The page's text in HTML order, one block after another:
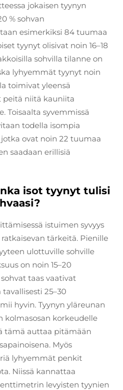
jokaisen tyynyn
% sohvan
esimerkiksi 84 tuumaa
tyynyt olisivat noin 16–18
sohvilla tilanne on
lyhyemmät tyynyt noin
toimivat yleensä
peitä niitä kauniita
Toisaalta syvemmissä
todella isompia
ovat noin 22 tuumaa
saadaan erillisiä
isot tyynyt tulisi
istuimen syvyys
tärkeitä. Pienille
ulottuville sohville
on noin 15–20
taas vaativat
25–30
hyvin. Tyynyn yläreunan
kolmasosan korkeudelle
tämä auttaa pitämään
Myös
lyhyemmät penkit
Niissä kannattaa
levyisten tyynien